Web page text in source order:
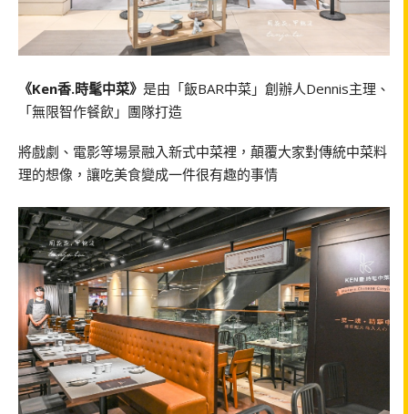
《Ken香.時髦中菜》 是由「飯BAR中菜」創辦人Dennis主理、
「無限智作餐飲」團隊打造
將戲劇、電影等場景融入新式中菜裡，顛覆大家對傳統中菜料
理的想像，讓吃美食變成一件很有趣的事情